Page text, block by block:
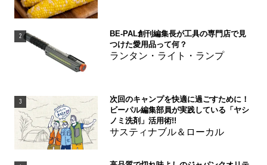
2
BE-PAL創刊編集長が工具の専門店で見
つけた愛用品って何？
ランタン・ライト・ランプ
3
次回のキャンプを快適に過ごすために！
ビーパル編集部員が実践している「ヤシ
ノミ洗剤」活用術!!
サスティナブル＆ローカル